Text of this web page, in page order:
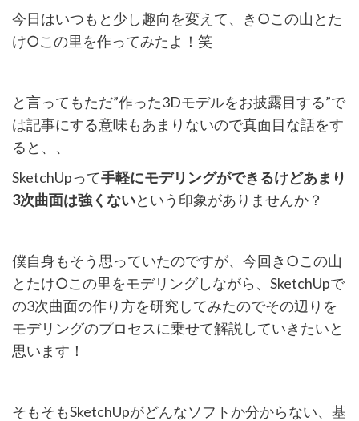
今日はいつもと少し趣向を変えて、き○この山とた
け○この里を作ってみたよ！笑
と言ってもただ”作った3Dモデルをお披露目する”で
は記事にする意味もあまりないので真面目な話をす
ると、、
SketchUpって手軽にモデリングができるけどあまり
3次曲面は強くないという印象がありませんか？
僕自身もそう思っていたのですが、今回き○この山
とたけ○この里をモデリングしながら、SketchUpで
の3次曲面の作り方を研究してみたのでその辺りを
モデリングのプロセスに乗せて解説していきたいと
思います！
そもそもSketchUpがどんなソフトか分からない、基